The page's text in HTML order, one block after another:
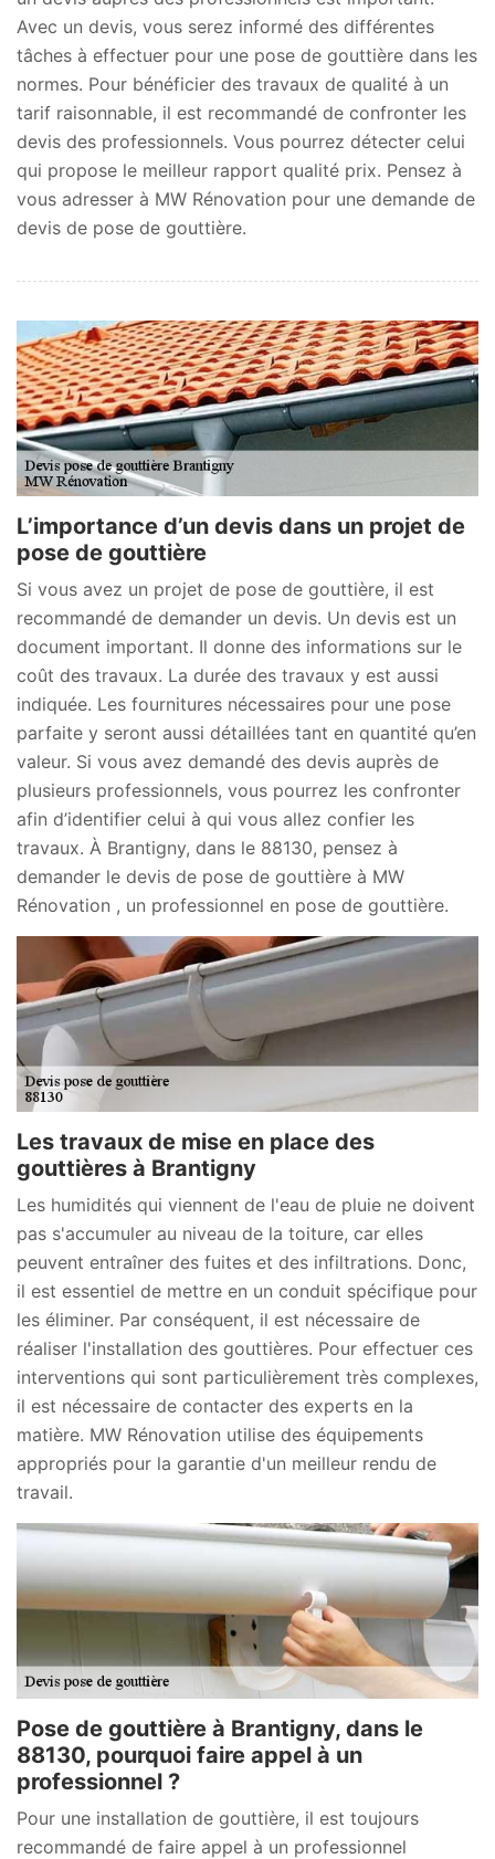
Avec un devis, vous serez informé des différentes
tâches à effectuer pour une pose de gouttière dans les
normes. Pour bénéficier des travaux de qualité à un
tarif raisonnable, il est recommandé de confronter les
devis des professionnels. Vous pourrez détecter celui
qui propose le meilleur rapport qualité prix. Pensez à
vous adresser à MW Rénovation pour une demande de
devis de pose de gouttière.
L’importance d’un devis dans un projet de
pose de gouttière
Si vous avez un projet de pose de gouttière, il est
recommandé de demander un devis. Un devis est un
document important. Il donne des informations sur le
coût des travaux. La durée des travaux y est aussi
indiquée. Les fournitures nécessaires pour une pose
parfaite y seront aussi détaillées tant en quantité qu’en
valeur. Si vous avez demandé des devis auprès de
plusieurs professionnels, vous pourrez les confronter
afin d’identifier celui à qui vous allez confier les
travaux. À Brantigny, dans le 88130, pensez à
demander le devis de pose de gouttière à MW
Rénovation , un professionnel en pose de gouttière.
Les travaux de mise en place des
gouttières à Brantigny
Les humidités qui viennent de l'eau de pluie ne doivent
pas s'accumuler au niveau de la toiture, car elles
peuvent entraîner des fuites et des infiltrations. Donc,
il est essentiel de mettre en un conduit spécifique pour
les éliminer. Par conséquent, il est nécessaire de
réaliser l'installation des gouttières. Pour effectuer ces
interventions qui sont particulièrement très complexes,
il est nécessaire de contacter des experts en la
matière. MW Rénovation utilise des équipements
appropriés pour la garantie d'un meilleur rendu de
travail.
Pose de gouttière à Brantigny, dans le
88130, pourquoi faire appel à un
professionnel ?
Pour une installation de gouttière, il est toujours
recommandé de faire appel à un professionnel